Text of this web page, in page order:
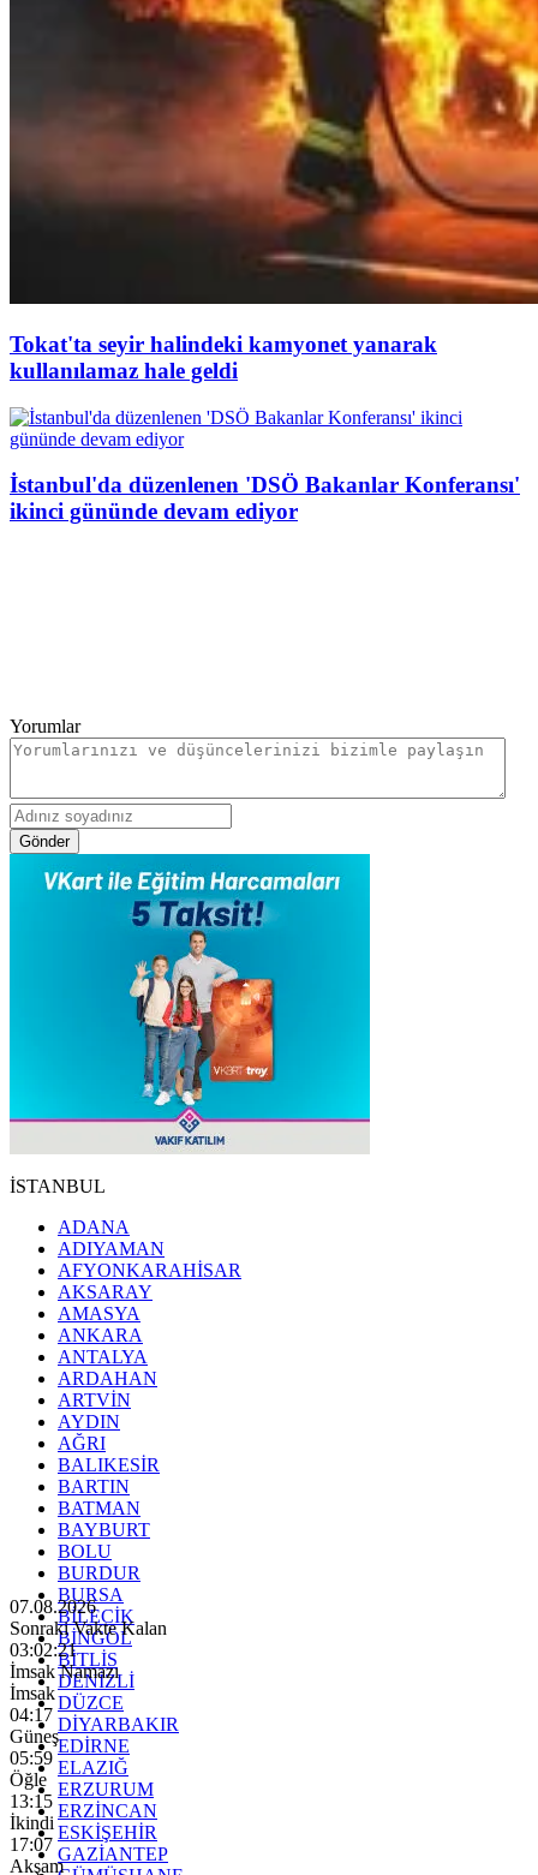
Tokat'ta seyir halindeki kamyonet yanarak
kullanılamaz hale geldi
İstanbul'da düzenlenen 'DSÖ Bakanlar Konferansı'
ikinci gününde devam ediyor
Yorumlar
Gönder
İSTANBUL
ADANA
ADIYAMAN
AFYONKARAHİSAR
AKSARAY
AMASYA
ANKARA
ANTALYA
ARDAHAN
ARTVİN
AYDIN
AĞRI
BALIKESİR
BARTIN
BATMAN
BAYBURT
BOLU
BURDUR
BURSA
BİLECİK
BİNGÖL
BİTLİS
DENİZLİ
DÜZCE
DİYARBAKIR
EDİRNE
ELAZIĞ
ERZURUM
ERZİNCAN
ESKİŞEHİR
GAZİANTEP
07.08.2026
Sonraki Vakte Kalan
03:02:20
İmsak Namazı
İmsak
04:17
Güneş
05:59
Öğle
13:15
İkindi
17:07
Akşam